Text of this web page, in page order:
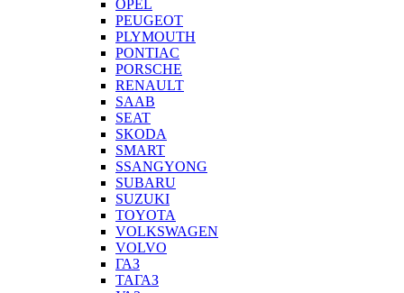
OPEL
PEUGEOT
PLYMOUTH
PONTIAC
PORSCHE
RENAULT
SAAB
SEAT
SKODA
SMART
SSANGYONG
SUBARU
SUZUKI
TOYOTA
VOLKSWAGEN
VOLVO
ГАЗ
ТАГАЗ